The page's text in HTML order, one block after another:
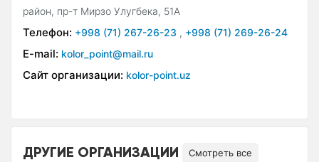
район, пр-т Мирзо Улугбека, 51А
Телефон: +998 (71) 267-26-23 , +998 (71) 269-26-24
E-mail: kolor_point@mail.ru
Сайт организации: kolor-point.uz
ДРУГИЕ ОРГАНИЗАЦИИ Смотреть все